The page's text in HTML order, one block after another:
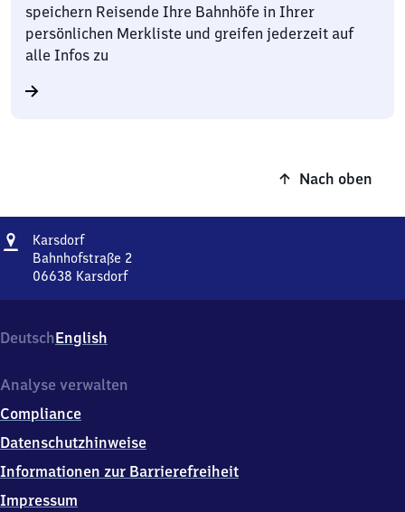
speichern Reisende Ihre Bahnhöfe in Ihrer
persönlichen Merkliste und greifen jederzeit auf
alle Infos zu
Nach oben
Adresse
KarsdorfKarsdorf
Bahnhofstraße 2
06638 Karsdorf
2,
0
6
8
Karsdorf
DeutschEnglish
Analyse verwalten
Compliance
Datenschutzhinweise
Informationen zur Barrierefreiheit
Impressum